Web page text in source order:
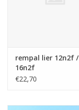
rempal lier 12n2f /
16n2f
€22,70